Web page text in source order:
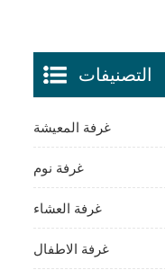
التصنيفات
غرفة المعيشة
غرفة نوم
غرفة العشاء
غرفة الاطفال